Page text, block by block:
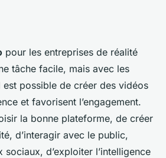
pour les entreprises de réalité
tâche facile, mais avec les
est possible de créer des vidéos
et favorisent l’engagement.
la bonne plateforme, de créer
d’interagir avec le public,
sociaux, d’exploiter l’intelligence